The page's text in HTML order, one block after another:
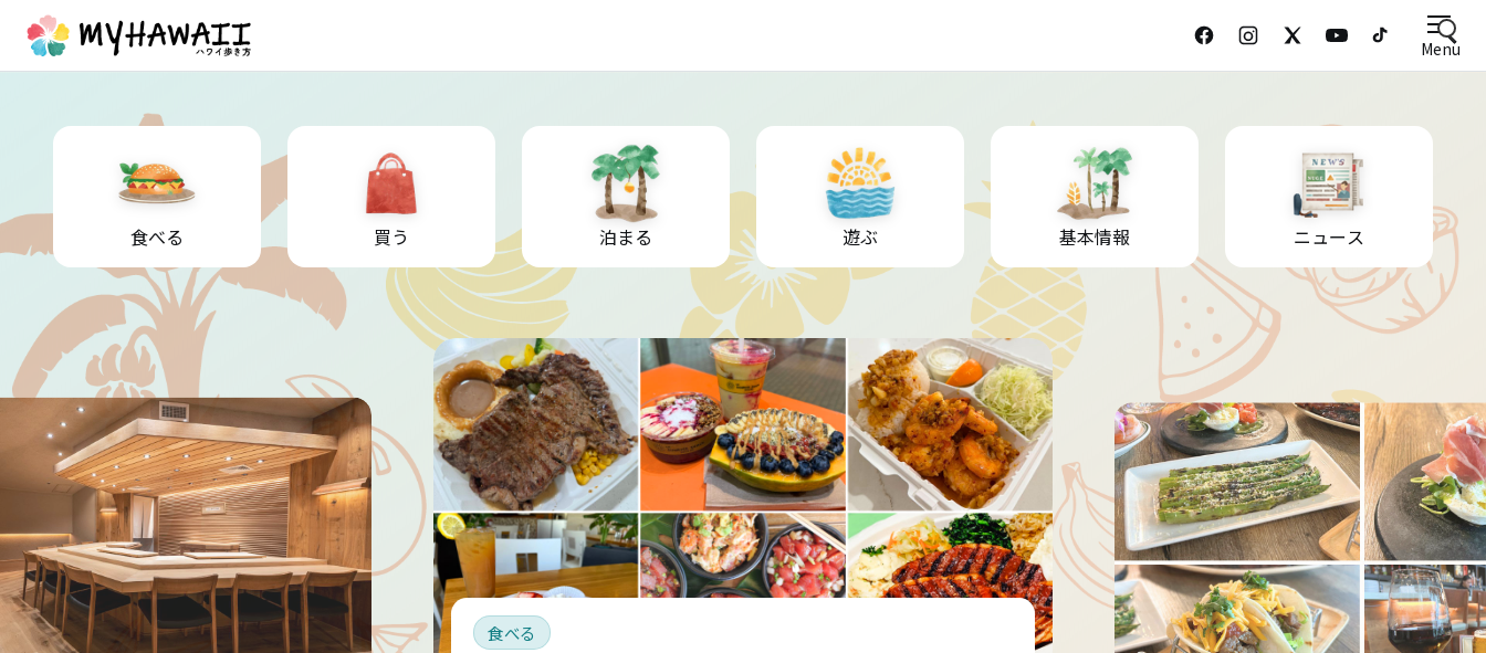
Menu
食べる 買う 泊まる 遊ぶ 基本情報 ニュース
食べる